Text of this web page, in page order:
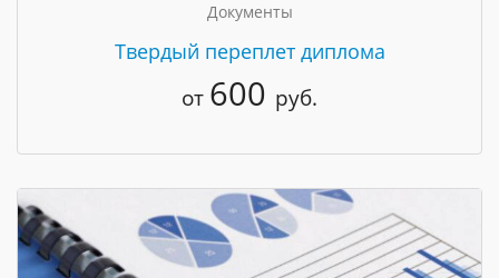
Документы
Твердый переплет диплома
от 600 руб.